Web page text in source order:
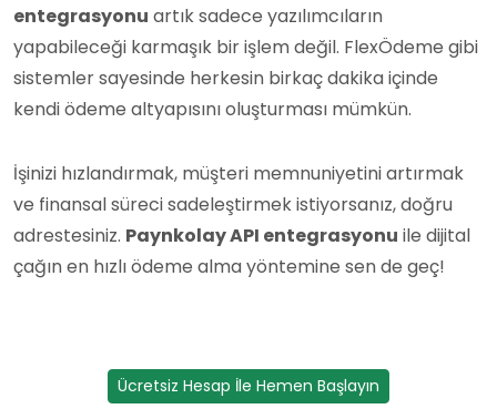
entegrasyonu artık sadece yazılımcıların
yapabileceği karmaşık bir işlem değil. FlexÖdeme gibi
sistemler sayesinde herkesin birkaç dakika içinde
kendi ödeme altyapısını oluşturması mümkün.
İşinizi hızlandırmak, müşteri memnuniyetini artırmak
ve finansal süreci sadeleştirmek istiyorsanız, doğru
adrestesiniz. Paynkolay API entegrasyonu ile dijital
çağın en hızlı ödeme alma yöntemine sen de geç!
Ücretsiz Hesap İle Hemen Başlayın